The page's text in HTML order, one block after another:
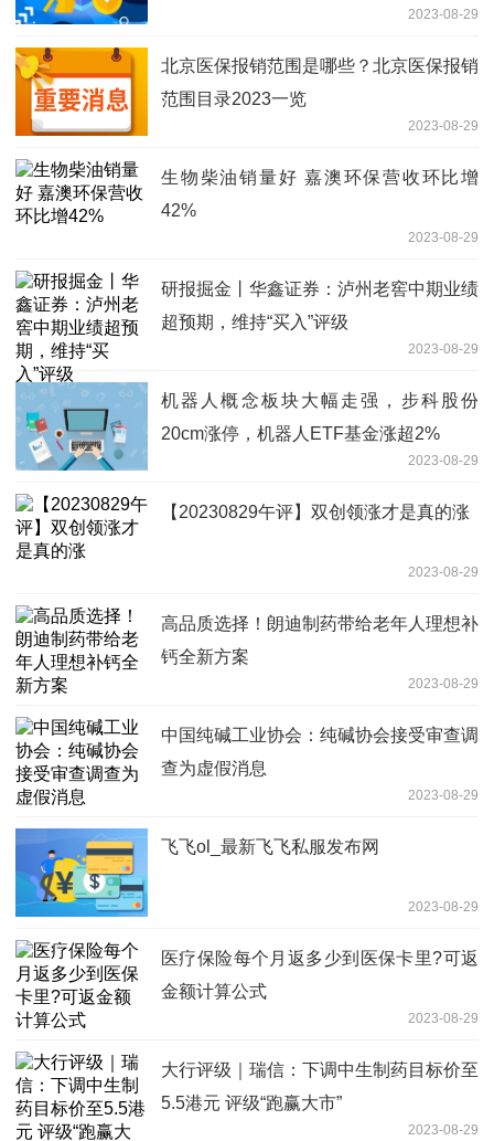
2023-08-29
北京医保报销范围是哪些？北京医保报销
范围目录2023一览
2023-08-29
生物柴油销量好 嘉澳环保营收环比增
42%
2023-08-29
研报掘金丨华鑫证券：泸州老窖中期业绩
超预期，维持“买入”评级
2023-08-29
机器人概念板块大幅走强，步科股份
20cm涨停，机器人ETF基金涨超2%
2023-08-29
【20230829午评】双创领涨才是真的涨
2023-08-29
高品质选择！朗迪制药带给老年人理想补
钙全新方案
2023-08-29
中国纯碱工业协会：纯碱协会接受审查调
查为虚假消息
2023-08-29
飞飞ol_最新飞飞私服发布网
2023-08-29
医疗保险每个月返多少到医保卡里?可返
金额计算公式
2023-08-29
大行评级｜瑞信：下调中生制药目标价至
5.5港元 评级“跑赢大市”
2023-08-29